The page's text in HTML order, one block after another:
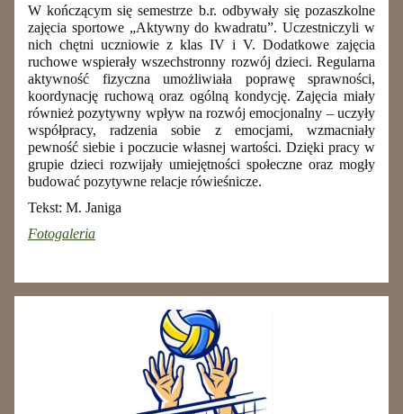
W kończącym się semestrze b.r. odbywały się pozaszkolne
zajęcia sportowe „Aktywny do kwadratu”. Uczestniczyli w
nich chętni uczniowie z klas IV i V. Dodatkowe zajęcia
ruchowe wspierały wszechstronny rozwój dzieci. Regularna
aktywność fizyczna umożliwiała poprawę sprawności,
koordynację ruchową oraz ogólną kondycję. Zajęcia miały
również pozytywny wpływ na rozwój emocjonalny – uczyły
współpracy, radzenia sobie z emocjami, wzmacniały
pewność siebie i poczucie własnej wartości. Dzięki pracy w
grupie dzieci rozwijały umiejętności społeczne oraz mogły
budować pozytywne relacje rówieśnicze.
Tekst: M. Janiga
Fotogaleria